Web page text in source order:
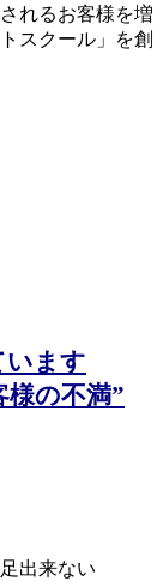
れるお客様を増
スクール」を創
います
の不満”
出来ない